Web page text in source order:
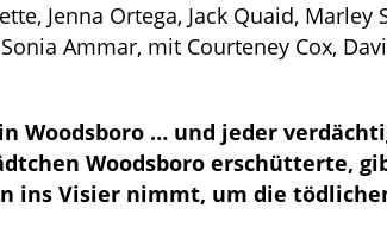
Jenna Ortega, Jack Quaid, Marley
Ammar, mit Courteney Cox,
Woodsboro … und jeder
Woodsboro erschütterte,
ins Visier nimmt, um die